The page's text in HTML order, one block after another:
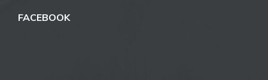
FACEBOOK